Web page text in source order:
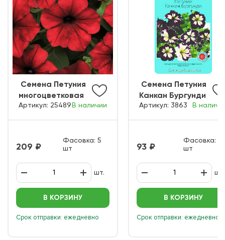
ㅤ Семена Петуния
многоцветковая
Тайдл Вэйф
Артикул: 25489 В наличии
209
Фасовка: 5
шт
шт.
В КОРЗИНУ
Срок отправки: ежедневно
ㅤ Семена Петуния
Канкан Бургунди
крупноцветковая
Артикул: 3863 В
93
Фасовка: 10
шт
шт.
В КОРЗИНУ
Срок отправки: ежедневно